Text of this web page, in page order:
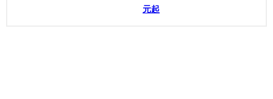
元起